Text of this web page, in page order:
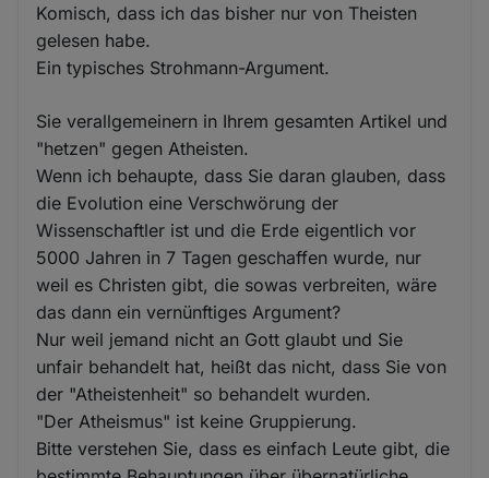
Komisch, dass ich das bisher nur von Theisten
gelesen habe.
Ein typisches Strohmann-Argument.
Sie verallgemeinern in Ihrem gesamten Artikel und
"hetzen" gegen Atheisten.
Wenn ich behaupte, dass Sie daran glauben, dass
die Evolution eine Verschwörung der
Wissenschaftler ist und die Erde eigentlich vor
5000 Jahren in 7 Tagen geschaffen wurde, nur
weil es Christen gibt, die sowas verbreiten, wäre
das dann ein vernünftiges Argument?
Nur weil jemand nicht an Gott glaubt und Sie
unfair behandelt hat, heißt das nicht, dass Sie von
der "Atheistenheit" so behandelt wurden.
"Der Atheismus" ist keine Gruppierung.
Bitte verstehen Sie, dass es einfach Leute gibt, die